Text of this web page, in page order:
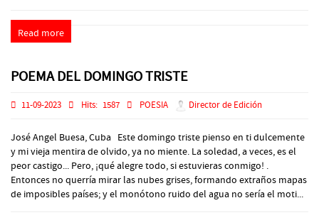
Read more
POEMA DEL DOMINGO TRISTE
11-09-2023 Hits: 1587 POESIA Director de Edición
José Angel Buesa, Cuba Este domingo triste pienso en ti dulcemente
y mi vieja mentira de olvido, ya no miente. La soledad, a veces, es el
peor castigo... Pero, ¡qué alegre todo, si estuvieras conmigo! .
Entonces no querría mirar las nubes grises, formando extraños mapas
de imposibles países; y el monótono ruido del agua no sería el moti...